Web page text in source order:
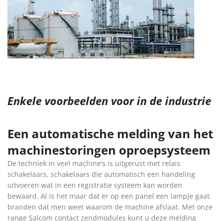
Enkele voorbeelden voor in de industrie
Een automatische melding van het
machinestoringen oproepsysteem
De techniek in veel machine’s is uitgerust met relais
schakelaars, schakelaars die automatisch een handeling
uitvoeren wat in een registratie systeem kan worden
bewaard. Al is het maar dat er op een panel een lampje gaat
branden dat men weet waarom de machine afslaat. Met onze
range Salcom contact zendmodules kunt u deze melding